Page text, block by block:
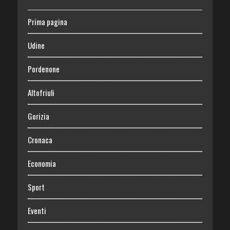
Prima pagina
Udine
Pordenone
Altofriuli
Gorizia
Cronaca
Economia
Sport
Eventi